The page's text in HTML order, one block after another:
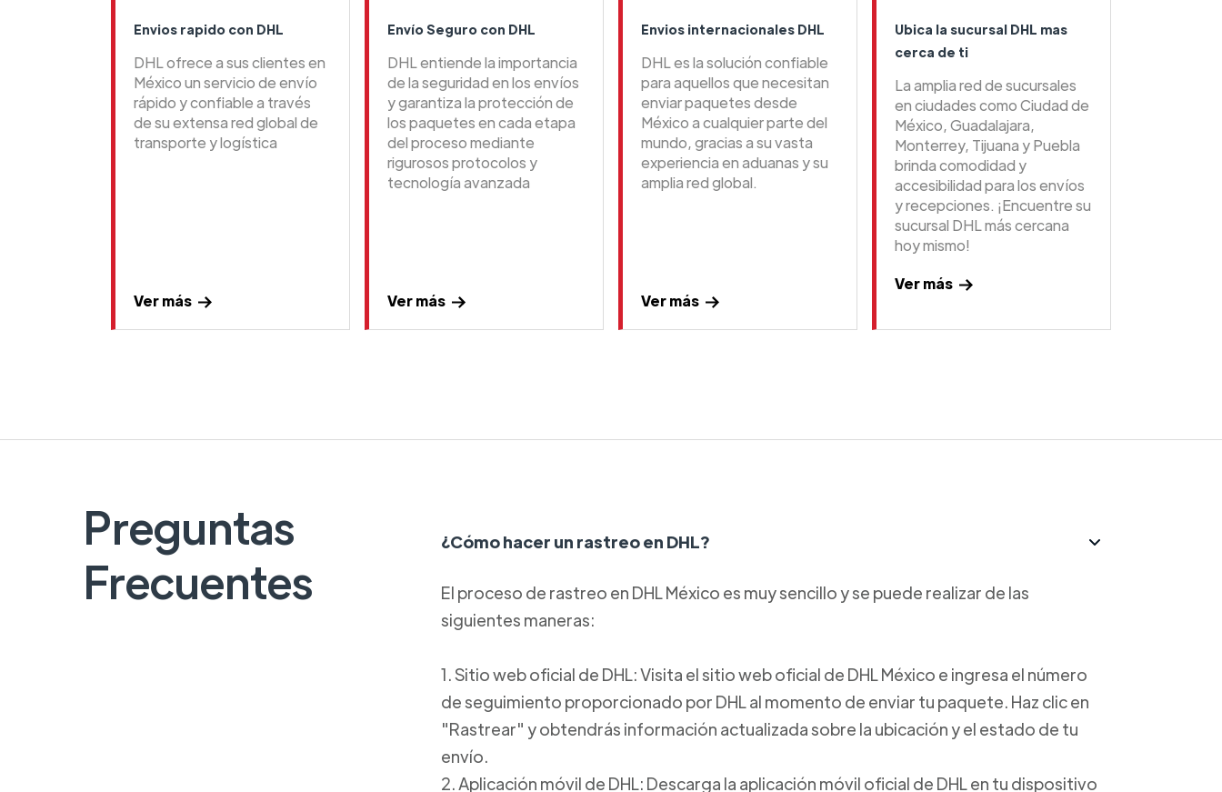
Envios rapido con DHL
DHL ofrece a sus clientes en
México un servicio de envío
rápido y confiable a través
de su extensa red global de
transporte y logística
Ver más
Envío Seguro con DHL
DHL entiende la importancia
de la seguridad en los envíos
y garantiza la protección de
los paquetes en cada etapa
del proceso mediante
rigurosos protocolos y
tecnología avanzada
Ver más
Envios internacionales DHL
DHL es la solución confiable
para aquellos que necesitan
enviar paquetes desde
México a cualquier parte del
mundo, gracias a su vasta
experiencia en aduanas y su
amplia red global.
Ver más
Ubica la sucursal DHL mas
cerca de ti
La amplia red de sucursales
en ciudades como Ciudad de
México, Guadalajara,
Monterrey, Tijuana y Puebla
brinda comodidad y
accesibilidad para los envíos
y recepciones. ¡Encuentre su
sucursal DHL más cercana
hoy mismo!
Ver más
Preguntas
Frecuentes
¿Cómo hacer un rastreo en DHL?
El proceso de rastreo en DHL México es muy sencillo y se puede realizar de las
siguientes maneras:
1. Sitio web oficial de DHL: Visita el sitio web oficial de DHL México e ingresa el número
de seguimiento proporcionado por DHL al momento de enviar tu paquete. Haz clic en
"Rastrear" y obtendrás información actualizada sobre la ubicación y el estado de tu
envío.
2. Aplicación móvil de DHL: Descarga la aplicación móvil oficial de DHL en tu dispositivo